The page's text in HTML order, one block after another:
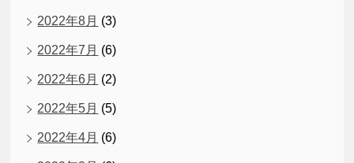
2022年8月 (3)
2022年7月 (6)
2022年6月 (2)
2022年5月 (5)
2022年4月 (6)